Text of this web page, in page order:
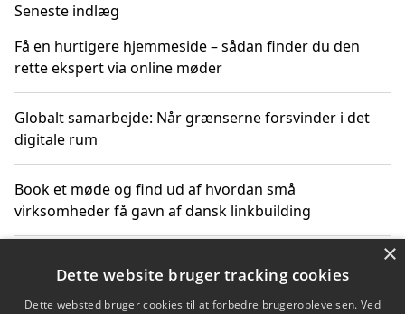
Seneste indlæg
Få en hurtigere hjemmeside – sådan finder du den
rette ekspert via online møder
Globalt samarbejde: Når grænserne forsvinder i det
digitale rum
Book et møde og find ud af hvordan små
virksomheder få gavn af dansk linkbuilding
får du indgår et samarbejde
×
Dette website bruger tracking cookies
Dette websted bruger cookies til at forbedre brugeroplevelsen. Ved